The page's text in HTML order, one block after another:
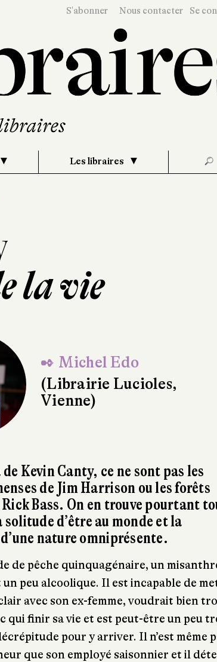
S'abonner Nous contacter Se
Les libraires 🔎
la vie
✒ Michel Edo
(Librairie Lucioles,
Vienne)
Kevin Canty, ce ne sont pas les
de Jim Harrison ou les forêts
Rick Bass. On en trouve pourtant
solitude d’être au monde et la
nature omniprésente.
de pêche quinquagénaire, un
un peu alcoolique. Il est incapable de
avec son ex-femme, voudrait bien
qui finir sa vie et est peut-être un peu
pour y arriver. Il n’est même
que son employé saisonnier et il